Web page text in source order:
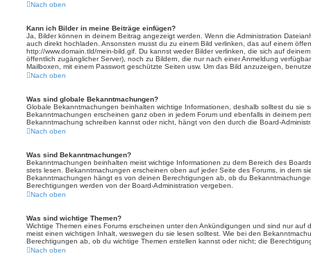
Nach oben
Kann ich Bilder in meine Beiträge einfügen?
Ja, Bilder können in deinem Beitrag angezeigt werden. Wenn die Administration
auch direkt hochladen. Ansonsten musst du zu einem Bild verlinken, das auf einem
http://www.domain.tld/mein-bild.gif. Du kannst weder Bilder verlinken, die sich auf
öffentlich zugänglicher Server), noch zu Bildern, die nur nach einer Anmeldung
Mailboxen, mit einem Passwort geschützte Seiten usw. Um das Bild anzuzeigen,
Nach oben
Was sind globale Bekanntmachungen?
Globale Bekanntmachungen beinhalten wichtige Informationen, deshalb solltest du sie
Bekanntmachungen erscheinen ganz oben in jedem Forum und ebenfalls in deinem
Bekanntmachung schreiben kannst oder nicht, hängt von den durch die Board-
Nach oben
Was sind Bekanntmachungen?
Bekanntmachungen beinhalten meist wichtige Informationen zu dem Bereich des
stets lesen. Bekanntmachungen erscheinen oben auf jeder Seite des Forums, in dem
Bekanntmachungen hängt es von deinen Berechtigungen ab, ob du
Berechtigungen werden von der Board-Administration vergeben.
Nach oben
Was sind wichtige Themen?
Wichtige Themen eines Forums erscheinen unter den Ankündigungen und sind nur auf
meist einen wichtigen Inhalt, weswegen du sie lesen solltest. Wie bei den
Berechtigungen ab, ob du wichtige Themen erstellen kannst oder nicht; die
Nach oben